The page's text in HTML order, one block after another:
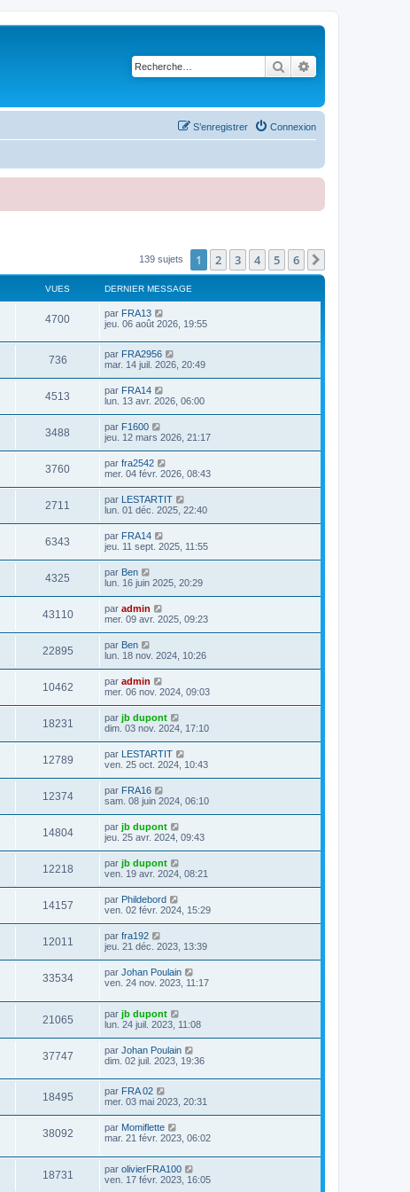
Rechercher
Connexion
S’enregistrer
139 sujets 1 2 3 4 5 6
VUES DERNIER MESSAGE
4700 par FRA13
jeu. 06 août 2026, 19:55
736 par FRA2956
mar. 14 juil. 2026, 20:49
4513 par FRA14
lun. 13 avr. 2026, 06:00
3488 par F1600
jeu. 12 mars 2026, 21:17
3760 par fra2542
mer. 04 févr. 2026, 08:43
2711 par LESTARTIT
lun. 01 déc. 2025, 22:40
6343 par FRA14
jeu. 11 sept. 2025, 11:55
4325 par Ben
lun. 16 juin 2025, 20:29
43110 par admin
mer. 09 avr. 2025, 09:23
22895 par Ben
lun. 18 nov. 2024, 10:26
10462 par admin
mer. 06 nov. 2024, 09:03
18231 par jb dupont
dim. 03 nov. 2024, 17:10
12789 par LESTARTIT
ven. 25 oct. 2024, 10:43
12374 par FRA16
sam. 08 juin 2024, 06:10
14804 par jb dupont
jeu. 25 avr. 2024, 09:43
12218 par jb dupont
ven. 19 avr. 2024, 08:21
14157 par Phildebord
ven. 02 févr. 2024, 15:29
12011 par fra192
jeu. 21 déc. 2023, 13:39
33534 par Johan Poulain
ven. 24 nov. 2023, 11:17
21065 par jb dupont
lun. 24 juil. 2023, 11:08
37747 par Johan Poulain
dim. 02 juil. 2023, 19:36
18495 par FRA 02
mer. 03 mai 2023, 20:31
38092 par Momiflette
mar. 21 févr. 2023, 06:02
18731 par olivierFRA100
ven. 17 févr. 2023, 16:05